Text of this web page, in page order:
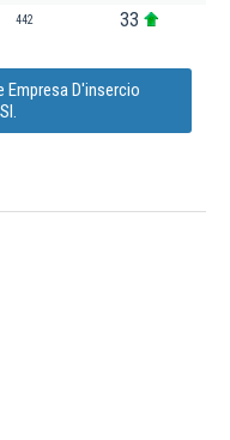
442 33
D'insercio